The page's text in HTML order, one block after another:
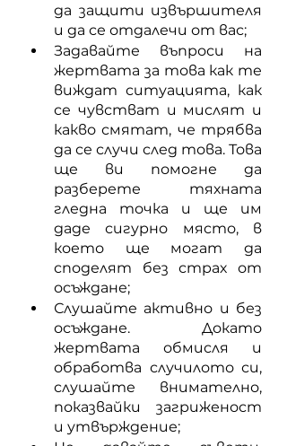
да защити извършителя
и да се отдалечи от вас;
Задавайте въпроси на
жертвата за това как те
виждат ситуацията, как
се чувстват и мислят и
какво смятат, че трябва
да се случи след това. Това
ще ви помогне да
разберете тяхната
гледна точка и ще им
даде сигурно място, в
което ще могат да
споделят без страх от
осъждане;
Слушайте активно и без
осъждане. Докато
жертвата обмисля и
обработва случилото си,
слушайте внимателно,
показвайки загриженост
и утвърждение;